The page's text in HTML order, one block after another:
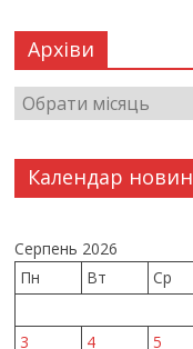
Архіви
Календар новин
Серпень 2026
Пн
Вт Ср
3
4 5